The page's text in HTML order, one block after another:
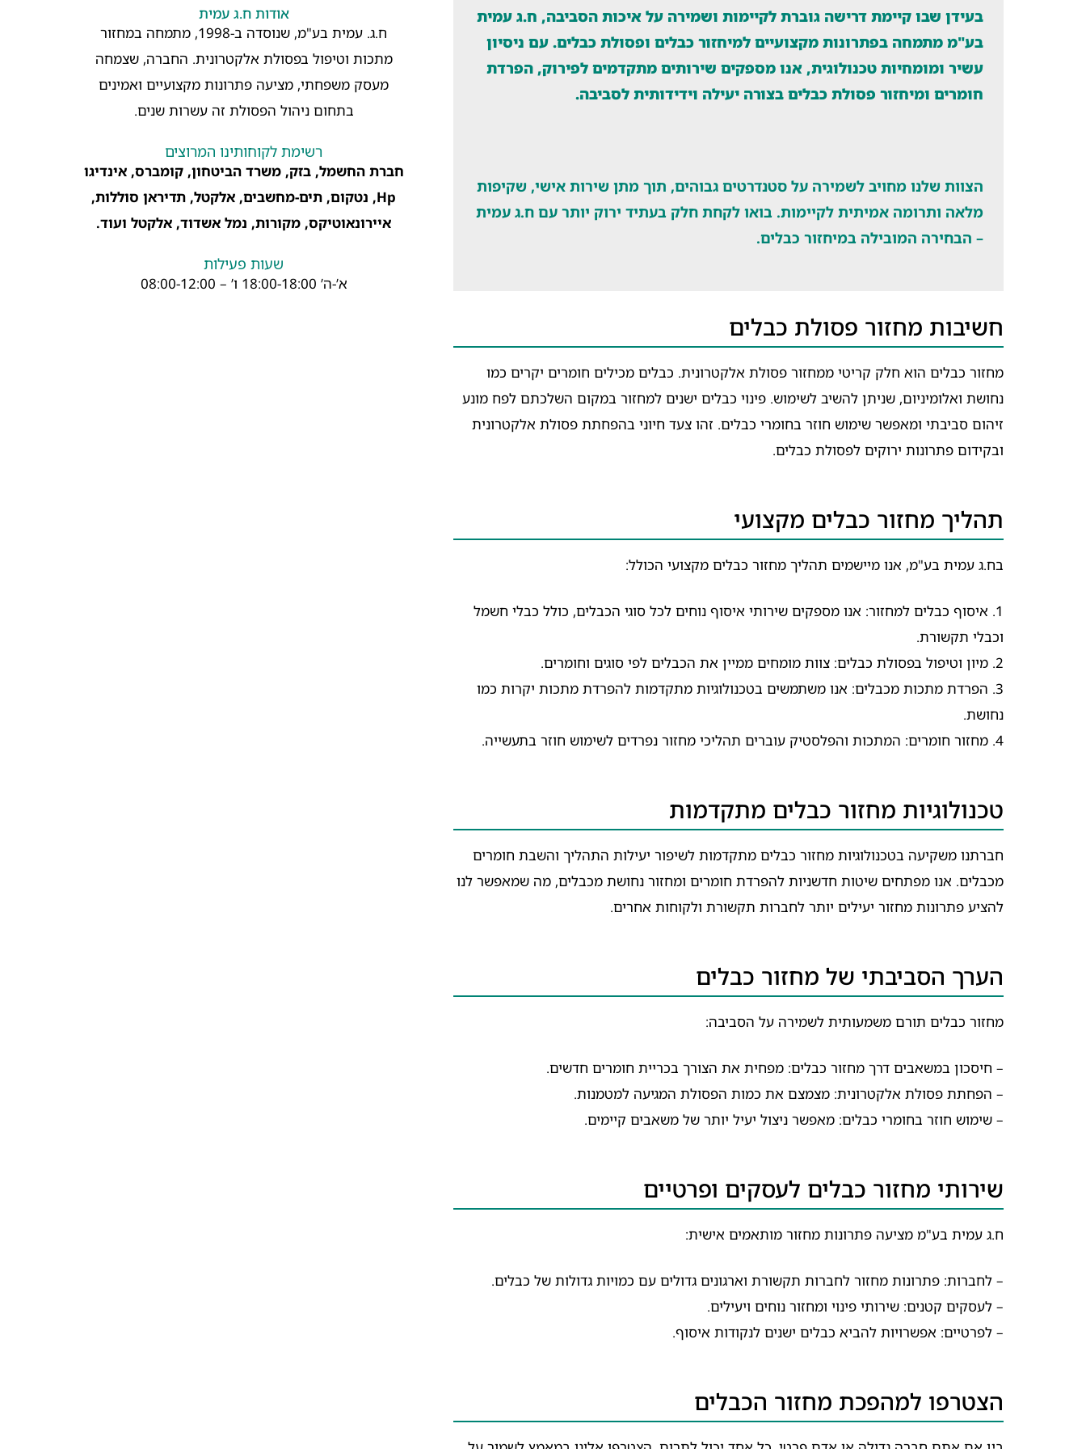
בעידן שבו קיימת דרישה גוברת לקיימות ושמירה על איכות הסביבה, ח.ג עמית
בע"מ מתמחה בפתרונות מקצועיים למיחזור כבלים ופסולת כבלים. עם ניסיון
עשיר ומומחיות טכנולוגית, אנו מספקים שירותים מתקדמים לפירוק, הפרדת
חומרים ומיחזור פסולת כבלים בצורה יעילה וידידותית לסביבה.
הצוות שלנו מחויב לשמירה על סטנדרטים גבוהים, תוך מתן שירות אישי, שקיפות
מלאה ותרומה אמיתית לקיימות. בואו לקחת חלק בעתיד ירוק יותר עם ח.ג עמית
– הבחירה המובילה במיחזור כבלים.
חשיבות מחזור פסולת כבלים
מחזור כבלים הוא חלק קריטי ממחזור פסולת אלקטרונית. כבלים מכילים חומרים יקרים כמו
נחושת ואלומיניום, שניתן להשיב לשימוש. פינוי כבלים ישנים למחזור במקום השלכתם לפח מונע
זיהום סביבתי ומאפשר שימוש חוזר בחומרי כבלים. זהו צעד חיוני בהפחתת פסולת אלקטרונית
ובקידום פתרונות ירוקים לפסולת כבלים.
תהליך מחזור כבלים מקצועי
בח.ג עמית בע"מ, אנו מיישמים תהליך מחזור כבלים מקצועי הכולל:
1. איסוף כבלים למחזור: אנו מספקים שירותי איסוף נוחים לכל סוגי הכבלים, כולל כבלי חשמל
וכבלי תקשורת.
2. מיון וטיפול בפסולת כבלים: צוות מומחים ממיין את הכבלים לפי סוגים וחומרים.
3. הפרדת מתכות מכבלים: אנו משתמשים בטכנולוגיות מתקדמות להפרדת מתכות יקרות כמו
נחושת.
4. מחזור חומרים: המתכות והפלסטיק עוברים תהליכי מחזור נפרדים לשימוש חוזר בתעשייה.
טכנולוגיות מחזור כבלים מתקדמות
חברתנו משקיעה בטכנולוגיות מחזור כבלים מתקדמות לשיפור יעילות התהליך והשבת חומרים
מכבלים. אנו מפתחים שיטות חדשניות להפרדת חומרים ומחזור נחושת מכבלים, מה שמאפשר לנו
להציע פתרונות מחזור יעילים יותר לחברות תקשורת ולקוחות אחרים.
הערך הסביבתי של מחזור כבלים
מחזור כבלים תורם משמעותית לשמירה על הסביבה:
– חיסכון במשאבים דרך מחזור כבלים: מפחית את הצורך בכריית חומרים חדשים.
– הפחתת פסולת אלקטרונית: מצמצם את כמות הפסולת המגיעה למטמנות.
– שימוש חוזר בחומרי כבלים: מאפשר ניצול יעיל יותר של משאבים קיימים.
שירותי מחזור כבלים לעסקים ופרטיים
ח.ג עמית בע"מ מציעה פתרונות מחזור מותאמים אישית:
– לחברות: פתרונות מחזור לחברות תקשורת וארגונים גדולים עם כמויות גדולות של כבלים.
– לעסקים קטנים: שירותי פינוי ומחזור נוחים ויעילים.
– לפרטיים: אפשרויות להביא כבלים ישנים לנקודות איסוף.
הצטרפו למהפכת מחזור הכבלים
אודות ח.ג עמית
ח.ג. עמית בע"מ, שנוסדה ב-1998, מתמחה במחזור
מתכות וטיפול בפסולת אלקטרונית. החברה, שצמחה
מעסק משפחתי, מציעה פתרונות מקצועיים ואמינים
בתחום ניהול הפסולת זה עשרות שנים.
רשימת לקוחותינו המרוצים
חברת החשמל, בזק, משרד הביטחון, קומברס, אינדיגו
Hp, נטקום, תים-מחשבים, אלקטל, תדיראן סוללות,
איירונאוטיקס, מקורות, נמל אשדוד, אלקטל ועוד.
שעות פעילות
א’-ה’ 18:00-18:00 ו’ – 08:00-12:00